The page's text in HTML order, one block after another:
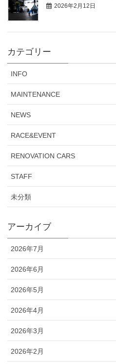
2026年2月12日
カテゴリー
INFO
MAINTENANCE
NEWS
RACE&EVENT
RENOVATION CARS
STAFF
未分類
アーカイブ
2026年7月
2026年6月
2026年5月
2026年4月
2026年3月
2026年2月